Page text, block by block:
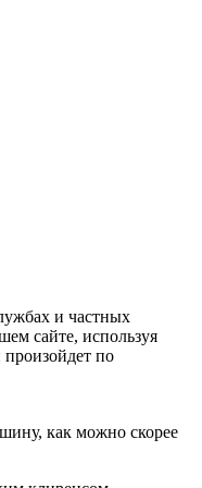
и частных
сайте, используя
произойдет по
как можно скорее